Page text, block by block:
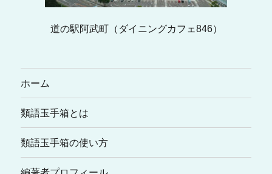
道の駅阿武町（ダイニングカフェ846）
ホーム
類語玉手箱とは
類語玉手箱の使い方